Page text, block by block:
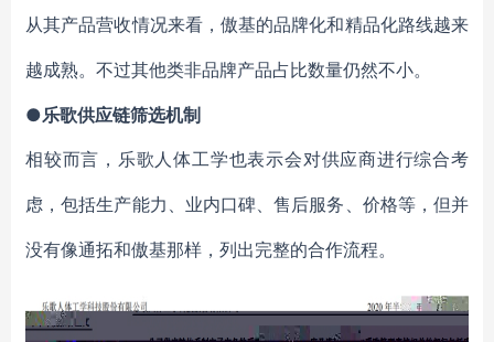
从其产品营收情况来看，傲基的品牌化和精品化路线越来
越成熟。不过其他类非品牌产品占比数量仍然不小。
●乐歌供应链筛选机制
相较而言，乐歌人体工学也表示会对供应商进行综合考
虑，包括生产能力、业内口碑、售后服务、价格等，但并
没有像通拓和傲基那样，列出完整的合作流程。